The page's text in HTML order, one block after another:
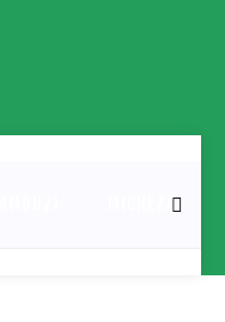
MICHEZO